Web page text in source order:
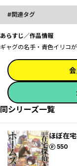
関連タグ
あらすじ／作品情報
ギャグの名手・青色イリコ
同シリーズ一覧
ほぼ在
550
ポイント